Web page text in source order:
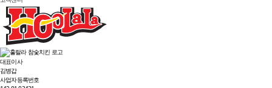
대표이사
김병갑
사업자등록번호